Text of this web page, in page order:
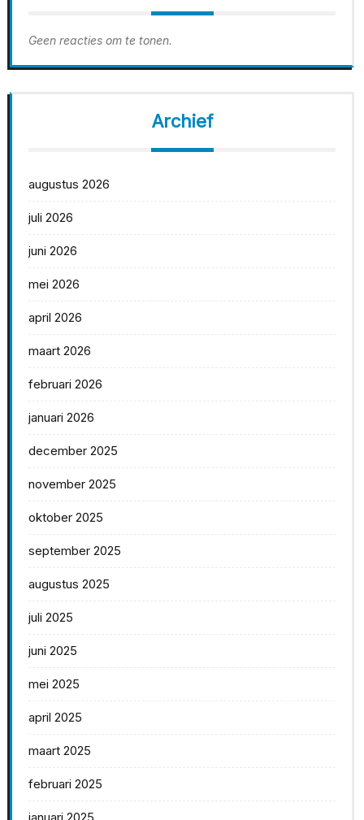
Geen reacties om te tonen.
Archief
augustus 2026
juli 2026
juni 2026
mei 2026
april 2026
maart 2026
februari 2026
januari 2026
december 2025
november 2025
oktober 2025
september 2025
augustus 2025
juli 2025
juni 2025
mei 2025
april 2025
maart 2025
februari 2025
januari 2025